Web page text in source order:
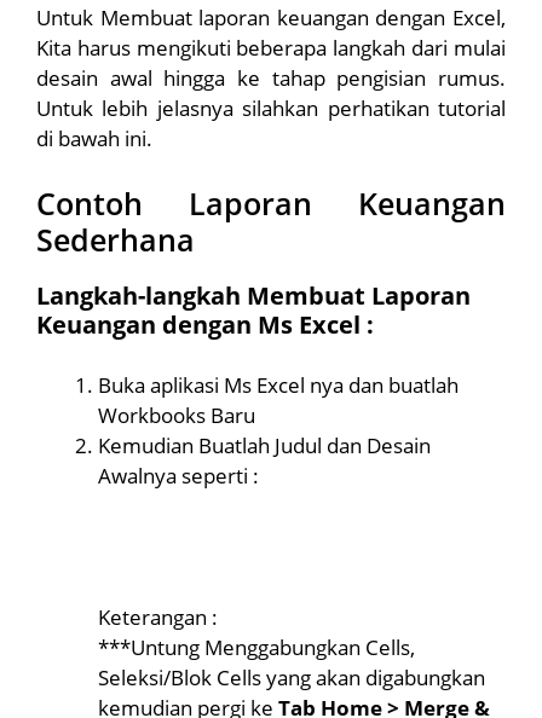
Untuk Membuat laporan keuangan dengan Excel,
Kita harus mengikuti beberapa langkah dari mulai
desain awal hingga ke tahap pengisian rumus.
Untuk lebih jelasnya silahkan perhatikan tutorial
di bawah ini.
Contoh Laporan Keuangan
Sederhana
Langkah-langkah Membuat Laporan
Keuangan dengan Ms Excel :
Buka aplikasi Ms Excel nya dan buatlah
Workbooks Baru
Kemudian Buatlah Judul dan Desain
Awalnya seperti :
Keterangan :
***Untung Menggabungkan Cells,
Seleksi/Blok Cells yang akan digabungkan
kemudian pergi ke Tab Home > Merge &